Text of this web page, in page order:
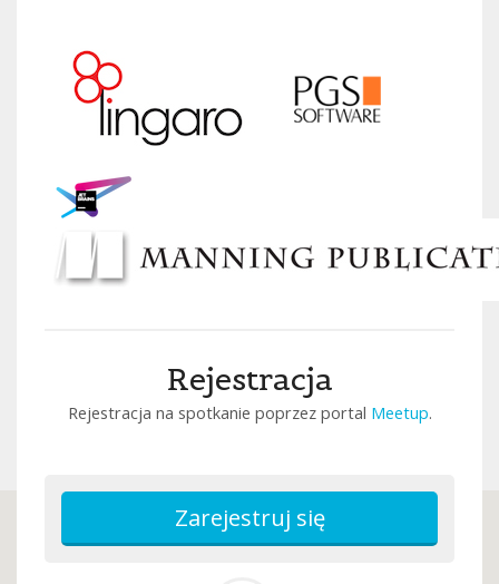
Rejestracja
Rejestracja na spotkanie poprzez portal Meetup.